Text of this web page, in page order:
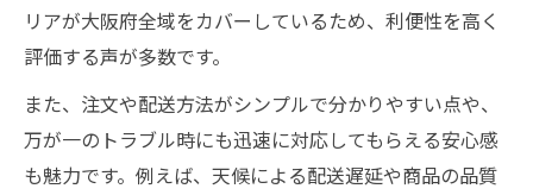
大阪府の家庭が実践する野菜活用アイデア
有機野菜宅配で叶う食事の工夫とコツ
宅配サービスと家事効率UPのヒントを紹介
利用者の声から見る宅配サービスの魅力
有機野菜・宅配サービスの魅力を徹底分析
リアが大阪府全域をカバーしているため、利便性を高く
評価する声が多数です。
また、注文や配送方法がシンプルで分かりやすい点や、
万が一のトラブル時にも迅速に対応してもらえる安心感
も魅力です。例えば、天候による配送遅延や商品の品質